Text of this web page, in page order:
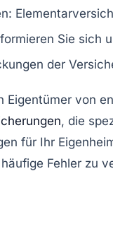
Sie sich
der
Eigentümer von
, die
für Ihr
Fehler zu